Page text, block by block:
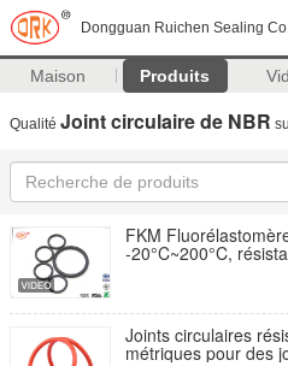
Dongguan Ruichen Sealing
Maison Produits
Qualité Joint circulaire de NBR
FKM
-20°C~200°C,
résistance à
Joints circulaires
métriques pour des